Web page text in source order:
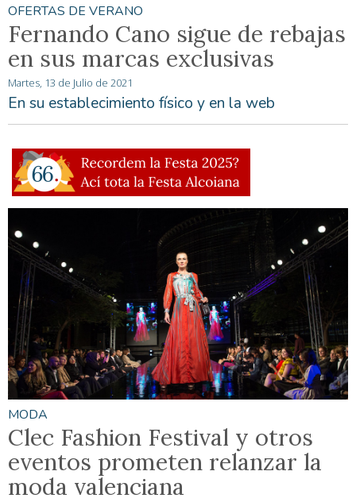
OFERTAS DE VERANO
Fernando Cano sigue de rebajas
en sus marcas exclusivas
Martes, 13 de Julio de 2021
En su establecimiento físico y en la web
MODA
Clec Fashion Festival y otros
eventos prometen relanzar la
moda valenciana